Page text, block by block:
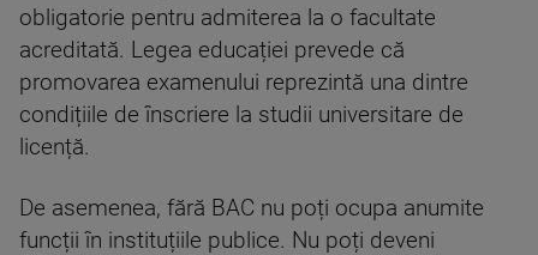
obligatorie pentru admiterea la o facultate
acreditată. Legea educației prevede că
promovarea examenului reprezintă una dintre
condițiile de înscriere la studii universitare de
licență.
De asemenea, fără BAC nu poți ocupa anumite
funcții în instituțiile publice. Nu poți deveni